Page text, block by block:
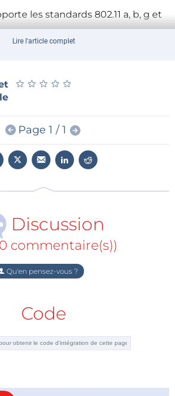
les standards 802.11 a, b, g et
Lire l'article complet
★ ★ ★ ★ ★
★ ★ ★ ★ ★
Page 1 / 1
Discussion
commentaire(s))
Qu'en pensez-vous ?
Code